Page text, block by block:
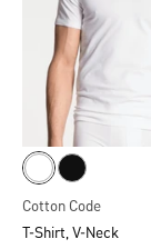
Cotton Code
T-Shirt, V-Neck